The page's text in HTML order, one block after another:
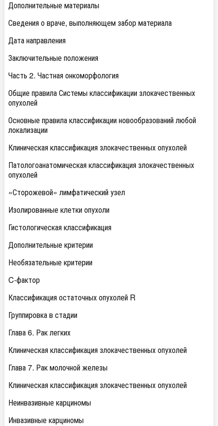
Дополнительные материалы
Сведения о враче, выполняющем забор материала
Дата направления
Заключительные положения
Часть 2. Частная онкоморфология
Общие правила Системы классификации злокачественных
опухолей
Основные правила классификации новообразований любой
локализации
Клиническая классификация злокачественных опухолей
Патологоанатомическая классификация злокачественных
опухолей
«Сторожевой» лимфатический узел
Изолированные клетки опухоли
Гистологическая классификация
Дополнительные критерии
Необязательные критерии
C-фактор
Классификация остаточных опухолей R
Группировка в стадии
Глава 6. Рак легких
Клиническая классификация злокачественных опухолей
Глава 7. Рак молочной железы
Клиническая классификация злокачественных опухолей
Неинвазивные карциномы
Инвазивные карциномы